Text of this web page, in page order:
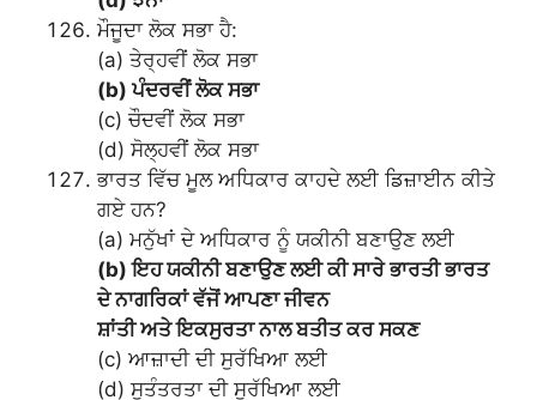
ਮੌਜੂਦਾ ਲੋਕ ਸਭਾ ਹੈ:
(a) ਤੇਰ੍ਹਵੀਂ ਲੋਕ ਸਭਾ
(b) ਪੰਦਰਵੀਂ ਲੋਕ ਸਭਾ
(c) ਚੌਦਵੀਂ ਲੋਕ ਸਭਾ
(d) ਸੋਲ੍ਹਵੀਂ ਲੋਕ ਸਭਾ
ਭਾਰਤ ਵਿੱਚ ਮੂਲ ਅਧਿਕਾਰ ਕਾਹਦੇ ਲਈ ਡਿਜ਼ਾਈਨ ਕੀਤੇ
ਗਏ ਹਨ?
(a) ਮਨੁੱਖਾਂ ਦੇ ਅਧਿਕਾਰ ਨੂੰ ਯਕੀਨੀ ਬਣਾਉਣ ਲਈ
(b) ਇਹ ਯਕੀਨੀ ਬਣਾਉਣ ਲਈ ਕੀ ਸਾਰੇ ਭਾਰਤੀ ਭਾਰਤ
ਦੇ ਨਾਗਰਿਕਾਂ ਵੱਜੋਂ ਆਪਣਾ ਜੀਵਨ
ਸ਼ਾਂਤੀ ਅਤੇ ਇਕਸੁਰਤਾ ਨਾਲ ਬਤੀਤ ਕਰ ਸਕਣ
(c) ਆਜ਼ਾਦੀ ਦੀ ਸੁਰੱਖਿਆ ਲਈ
(d) ਸੁਤੰਤਰਤਾ ਦੀ ਸੁਰੱਖਿਆ ਲਈ